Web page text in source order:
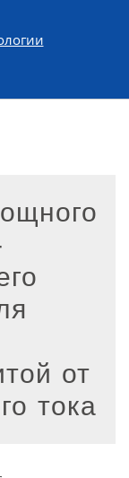
от
тока